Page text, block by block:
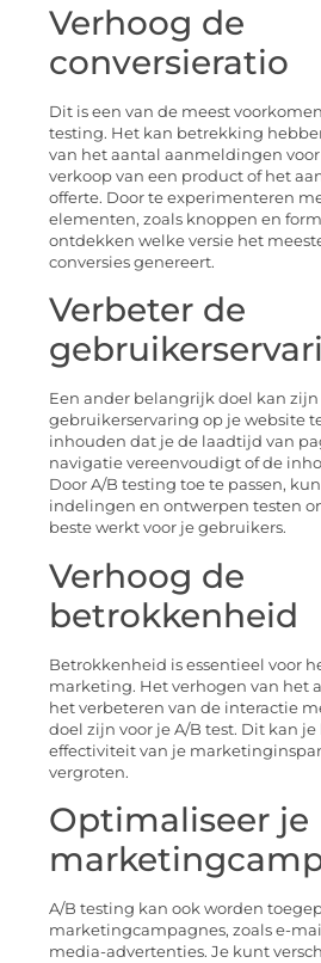
Verhoog de
conversieratio
Dit is een van de meest
testing. Het kan betrekking
van het aantal aanmeldingen
verkoop van een product of het
offerte. Door te experimenteren
elementen, zoals knoppen en
ontdekken welke versie het
conversies genereert.
Verbeter de
Een ander belangrijk doel kan
gebruikerservaring op je website
inhouden dat je de laadtijd van
navigatie vereenvoudigt of de
Door A/B testing toe te passen,
indelingen en ontwerpen testen
beste werkt voor je gebruikers.
Verhoog de
betrokkenheid
Betrokkenheid is essentieel voor
marketing. Het verhogen van het
het verbeteren van de interactie
doel zijn voor je A/B test. Dit kan
effectiviteit van je
vergroten.
Optimaliseer je
A/B testing kan ook worden
marketingcampagnes, zoals e-
media-advertenties. Je kunt